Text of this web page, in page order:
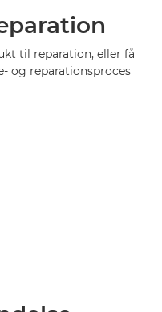
til reparation, eller få
og reparationsproces